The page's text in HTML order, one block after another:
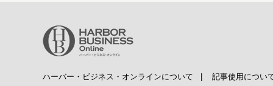
ハーバー・ビジネス・オンラインについて 記事使用につい